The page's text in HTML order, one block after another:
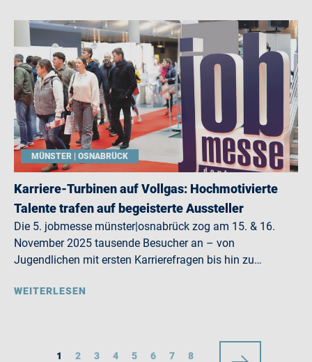
MÜNSTER | OSNABRÜCK
Karriere-Turbinen auf Vollgas: Hochmotivierte
Talente trafen auf begeisterte Aussteller
Die 5. jobmesse münster|osnabrück zog am 15. & 16.
November 2025 tausende Besucher an – von
Jugendlichen mit ersten Karrierefragen bis hin zu…
WEITERLESEN
1 2 3 4 5 6 7 8